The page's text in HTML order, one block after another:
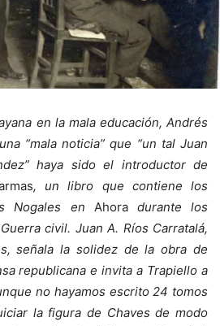
en la mala educación, Andrés
“mala noticia” que “un tal Juan
haya sido el introductor de
, un libro que contiene los
Nogales en Ahoradurante los
civil. Juan A. Ríos Carratalá,
señala la solidez de la obra de
republicana e invita a Trapiello a
no hayamos escrito 24 tomos
la figura de Chaves de modo